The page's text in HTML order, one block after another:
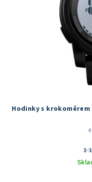
Hodinky s krokoměrem
1